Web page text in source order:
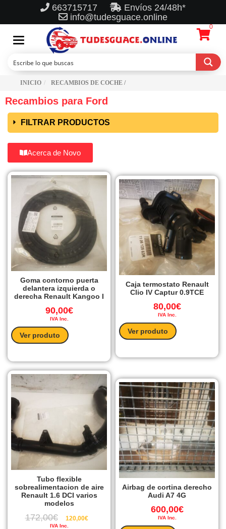
663715717
Envíos 24/48h*
info@tudesguace.online
Toggle
navigation
0
INICIO RECAMBIOS DE COCHE /
Recambios para Ford
FILTRAR PRODUCTOS
Acerca de Novo
Goma contorno puerta
delantera izquierda o
derecha Renault Kangoo I
90,00€
IVA Inc.
Ver produto
Caja termostato Renault
Clio IV Captur 0.9TCE
80,00€
IVA Inc.
Ver produto
Tubo flexible
sobrealimentacion de aire
Renault 1.6 DCI varios
modelos
172,00€ 120,00€
IVA Inc.
Airbag de cortina derecho
Audi A7 4G
600,00€
IVA Inc.